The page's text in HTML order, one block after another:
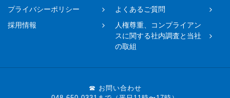
プライバシーポリシー
よくあるご質問
採用情報
人権尊重、コンプライアン
スに関する社内調査と当社
の取組
☎ お問い合わせ